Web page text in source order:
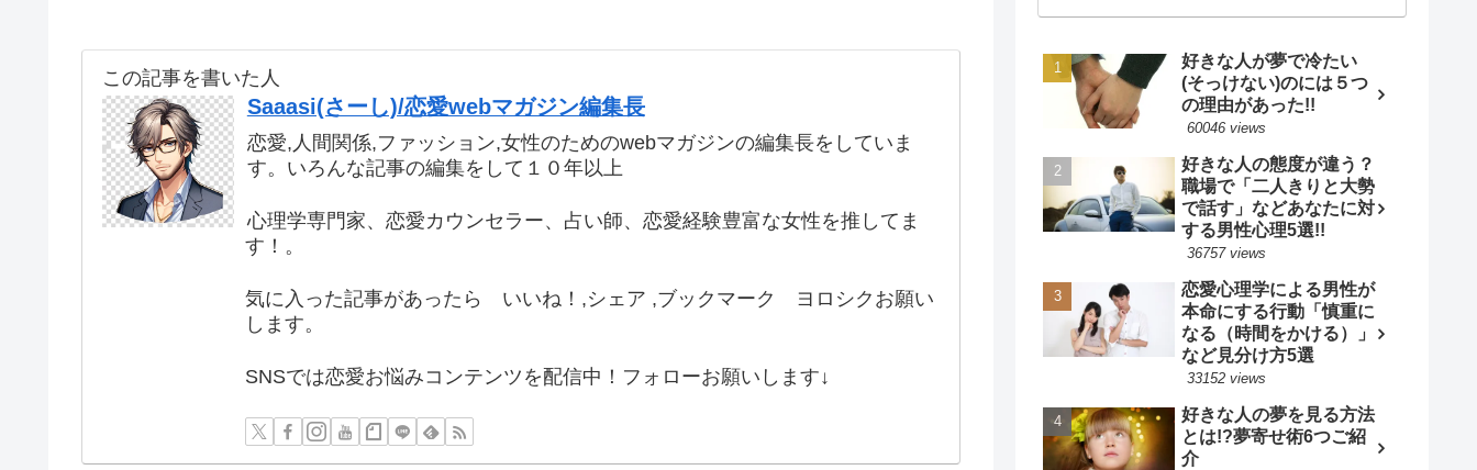
この記事を書いた人
Saaasi(さーし)/恋愛webマガジン編集長
恋愛,人間関係,ファッション,女性のためのwebマガジンの編集長をしていま
す。いろんな記事の編集をして１０年以上
心理学専門家、恋愛カウンセラー、占い師、恋愛経験豊富な女性を推してま
す！。
気に入った記事があったら いいね！,シェア ,ブックマーク ヨロシクお願い
します。
SNSでは恋愛お悩みコンテンツを配信中！フォローお願いします↓
好きな人が夢で冷たい
(そっけない)のには５つ
の理由があった!!
60046 views
好きな人の態度が違う？
職場で「二人きりと大勢
で話す」などあなたに対
する男性心理5選!!
36757 views
恋愛心理学による男性が
本命にする行動「慎重に
なる（時間をかける）」
など見分け方5選
33152 views
好きな人の夢を見る方法
とは!?夢寄せ術6つご紹
介